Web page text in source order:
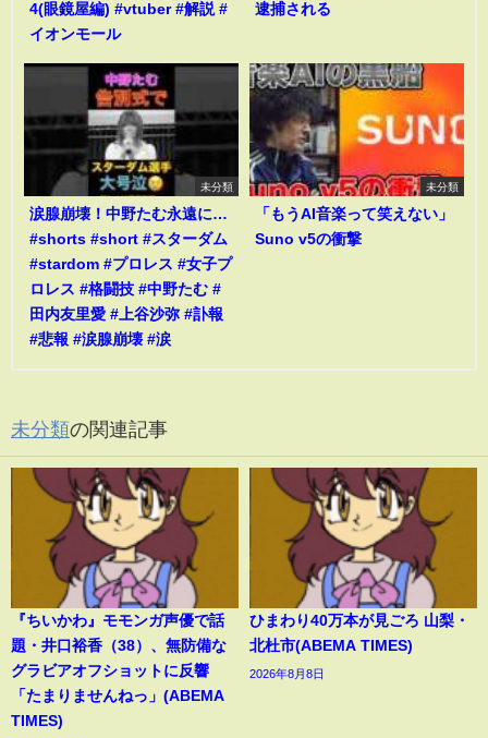
4(眼鏡屋編) #vtuber #解説 #
イオンモール
逮捕される
未分類
涙腺崩壊！中野たむ永遠に…
#shorts #short #スターダム
#stardom #プロレス #女子プ
ロレス #格闘技 #中野たむ #
田内友里愛 #上谷沙弥 #訃報
#悲報 #涙腺崩壊 #涙
未分類
「もうAI音楽って笑えない」
Suno v5の衝撃
未分類の関連記事
『ちいかわ』モモンガ声優で話
題・井口裕香（38）、無防備な
グラビアオフショットに反響
「たまりませんねっ」(ABEMA
TIMES)
ひまわり40万本が見ごろ 山梨・
北杜市(ABEMA TIMES)
2026年8月8日